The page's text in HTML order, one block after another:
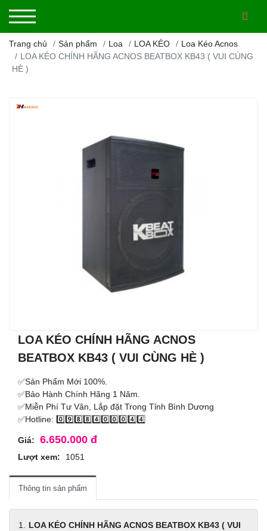
Trang chủ Sản phẩm Loa LOA KÉO
Loa Kéo Acnos
LOA KÉO CHÍNH HÃNG ACNOS BEATBOX KB43 ( VUI CÙNG
HÈ )
LOA KÉO CHÍNH HÃNG ACNOS
BEATBOX KB43 ( VUI CÙNG HÈ )
✅Sản Phẩm Mới 100%.
✅Bảo Hành Chính Hãng 1 Năm.
✅Miễn Phí Tư Vân, Lắp đặt Trong Tỉnh Bình Dương
✅Hotline: 0️⃣9️⃣8️⃣8️⃣4️⃣0️⃣0️⃣0️⃣4️⃣4️⃣
Giá: 6.650.000 đ
Lượt xem: 1051
Thông tin sản phẩm
LOA KÉO CHÍNH HÃNG ACNOS BEATBOX KB43 ( VUI